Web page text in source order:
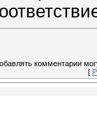
комментарии
[